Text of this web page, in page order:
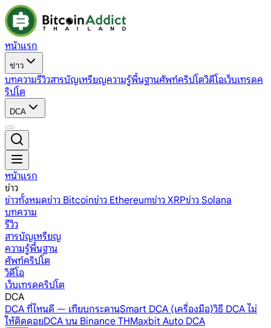
หน้าแรก
ข่าว
บทความรีวิวสารบัญเหรียญความรู้พื้นฐานศัพท์คริปโตวิดีโอเว็บเทรดค
ริปโต
DCA
หน้าแรก
ข่าว
ข่าวทั้งหมดข่าว Bitcoinข่าว Ethereumข่าว XRPข่าว Solana
บทความ
รีวิว
สารบัญเหรียญ
ความรู้พื้นฐาน
ศัพท์คริปโต
วิดีโอ
เว็บเทรดคริปโต
DCA
DCA ที่ไหนดี — เทียบกระดานSmart DCA (เครื่องมือ)วิธี DCA ไม่
ให้ติดดอยDCA บน Binance THMaxbit Auto DCA